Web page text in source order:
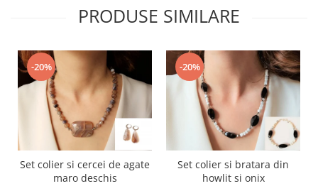
PRODUSE SIMILARE
-20%
Set colier si cercei de agate
maro deschis
-20%
Set colier si bratara din
howlit si onix